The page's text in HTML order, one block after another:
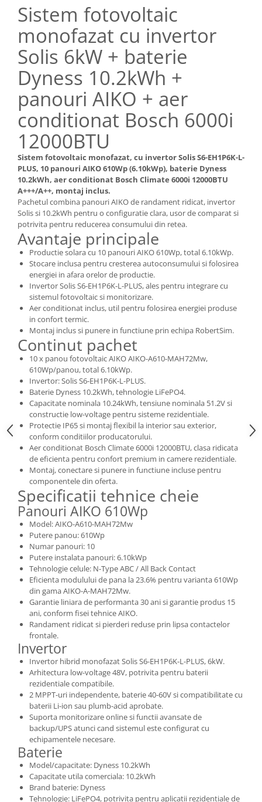
Sistem fotovoltaic
monofazat cu invertor
Solis 6kW + baterie
Dyness 10.2kWh +
panouri AIKO + aer
conditionat Bosch 6000i
12000BTU
Sistem fotovoltaic monofazat, cu invertor Solis S6-EH1P6K-L-
PLUS, 10 panouri AIKO 610Wp (6.10kWp), baterie Dyness
10.2kWh, aer conditionat Bosch Climate 6000i 12000BTU
A+++/A++, montaj inclus.
Pachetul combina panouri AIKO de randament ridicat, invertor
Solis si 10.2kWh pentru o configuratie clara, usor de comparat si
potrivita pentru reducerea consumului din retea.
Avantaje principale
Productie solara cu 10 panouri AIKO 610Wp, total 6.10kWp.
Stocare inclusa pentru cresterea autoconsumului si folosirea
energiei in afara orelor de productie.
Invertor Solis S6-EH1P6K-L-PLUS, ales pentru integrare cu
sistemul fotovoltaic si monitorizare.
Aer conditionat inclus, util pentru folosirea energiei produse
in confort termic.
Montaj inclus si punere in functiune prin echipa RobertSim.
Continut pachet
10 x panou fotovoltaic AIKO AIKO-A610-MAH72Mw,
610Wp/panou, total 6.10kWp.
Invertor: Solis S6-EH1P6K-L-PLUS.
Baterie Dyness 10.2kWh, tehnologie LiFePO4.
Capacitate nominala 10.24kWh, tensiune nominala 51.2V si
constructie low-voltage pentru sisteme rezidentiale.
Protectie IP65 si montaj flexibil la interior sau exterior,
conform conditiilor producatorului.
Aer conditionat Bosch Climate 6000i 12000BTU, clasa ridicata
de eficienta pentru confort premium in camere rezidentiale.
Montaj, conectare si punere in functiune incluse pentru
componentele din oferta.
Specificatii tehnice cheie
Panouri AIKO 610Wp
Model: AIKO-A610-MAH72Mw
Putere panou: 610Wp
Numar panouri: 10
Putere instalata panouri: 6.10kWp
Tehnologie celule: N-Type ABC / All Back Contact
Eficienta modulului de pana la 23.6% pentru varianta 610Wp
din gama AIKO-A-MAH72Mw.
Garantie liniara de performanta 30 ani si garantie produs 15
ani, conform fisei tehnice AIKO.
Randament ridicat si pierderi reduse prin lipsa contactelor
frontale.
Invertor
Invertor hibrid monofazat Solis S6-EH1P6K-L-PLUS, 6kW.
Arhitectura low-voltage 48V, potrivita pentru baterii
rezidentiale compatibile.
2 MPPT-uri independente, baterie 40-60V si compatibilitate cu
baterii Li-ion sau plumb-acid aprobate.
Suporta monitorizare online si functii avansate de
backup/UPS atunci cand sistemul este configurat cu
echipamentele necesare.
Baterie
Model/capacitate: Dyness 10.2kWh
Capacitate utila comerciala: 10.2kWh
Brand baterie: Dyness
Tehnologie: LiFePO4, potrivita pentru aplicatii rezidentiale de